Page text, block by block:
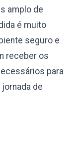
amplo de
é muito
seguro e
receber os
para
de